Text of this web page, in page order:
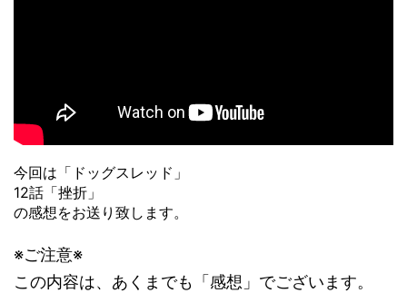
今回は「ドッグスレッド」
12話「挫折」
の感想をお送り致します。
※ご注意※
この内容は、あくまでも「感想」でございます。